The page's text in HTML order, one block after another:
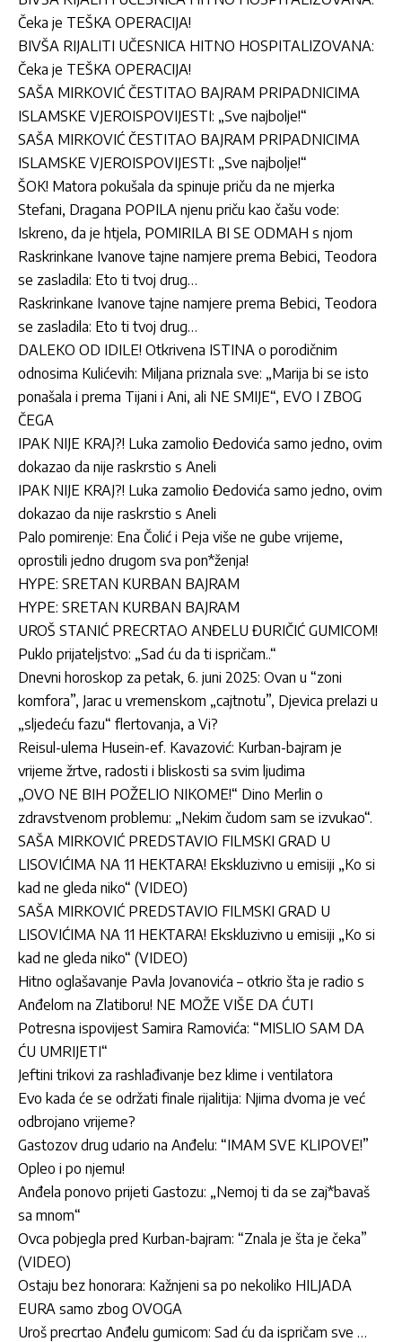
Čeka je TEŠKA OPERACIJA!
BIVŠA RIJALITI UČESNICA HITNO HOSPITALIZOVANA:
Čeka je TEŠKA OPERACIJA!
SAŠA MIRKOVIĆ ČESTITAO BAJRAM PRIPADNICIMA
ISLAMSKE VJEROISPOVIJESTI: „Sve najbolje!“
SAŠA MIRKOVIĆ ČESTITAO BAJRAM PRIPADNICIMA
ISLAMSKE VJEROISPOVIJESTI: „Sve najbolje!“
ŠOK! Matora pokušala da spinuje priču da ne mjerka
Stefani, Dragana POPILA njenu priču kao čašu vode:
Iskreno, da je htjela, POMIRILA BI SE ODMAH s njom
Raskrinkane Ivanove tajne namjere prema Bebici, Teodora
se zasladila: Eto ti tvoj drug…
Raskrinkane Ivanove tajne namjere prema Bebici, Teodora
se zasladila: Eto ti tvoj drug…
DALEKO OD IDILE! Otkrivena ISTINA o porodičnim
odnosima Kulićevih: Miljana priznala sve: „Marija bi se isto
ponašala i prema Tijani i Ani, ali NE SMIJE“, EVO I ZBOG
ČEGA
IPAK NIJE KRAJ?! Luka zamolio Đedovića samo jedno, ovim
dokazao da nije raskrstio s Aneli
IPAK NIJE KRAJ?! Luka zamolio Đedovića samo jedno, ovim
dokazao da nije raskrstio s Aneli
Palo pomirenje: Ena Čolić i Peja više ne gube vrijeme,
oprostili jedno drugom sva pon*ženja!
HYPE: SRETAN KURBAN BAJRAM
HYPE: SRETAN KURBAN BAJRAM
UROŠ STANIĆ PRECRTAO ANĐELU ĐURIČIĆ GUMICOM!
Puklo prijateljstvo: „Sad ću da ti ispričam..“
Dnevni horoskop za petak, 6. juni 2025: Ovan u “zoni
komfora”, Jarac u vremenskom „cajtnotu”, Djevica prelazi u
„sljedeću fazu“ flertovanja, a Vi?
Reisul-ulema Husein-ef. Kavazović: Kurban-bajram je
vrijeme žrtve, radosti i bliskosti sa svim ljudima
„OVO NE BIH POŽELIO NIKOME!“ Dino Merlin o
zdravstvenom problemu: „Nekim čudom sam se izvukao“.
SAŠA MIRKOVIĆ PREDSTAVIO FILMSKI GRAD U
LISOVIĆIMA NA 11 HEKTARA! Ekskluzivno u emisiji „Ko si
kad ne gleda niko“ (VIDEO)
SAŠA MIRKOVIĆ PREDSTAVIO FILMSKI GRAD U
LISOVIĆIMA NA 11 HEKTARA! Ekskluzivno u emisiji „Ko si
kad ne gleda niko“ (VIDEO)
Hitno oglašavanje Pavla Jovanovića – otkrio šta je radio s
Anđelom na Zlatiboru! NE MOŽE VIŠE DA ĆUTI
Potresna ispovijest Samira Ramovića: “MISLIO SAM DA
ĆU UMRIJETI“
Jeftini trikovi za rashlađivanje bez klime i ventilatora
Evo kada će se održati finale rijalitija: Njima dvoma je već
odbrojano vrijeme?
Gastozov drug udario na Anđelu: “IMAM SVE KLIPOVE!”
Opleo i po njemu!
Anđela ponovo prijeti Gastozu: „Nemoj ti da se zaj*bavaš
sa mnom“
Ovca pobjegla pred Kurban-bajram: “Znala je šta je čeka”
(VIDEO)
Ostaju bez honorara: Kažnjeni sa po nekoliko HILJADA
EURA samo zbog OVOGA
Uroš precrtao Anđelu gumicom: Sad ću da ispričam sve …